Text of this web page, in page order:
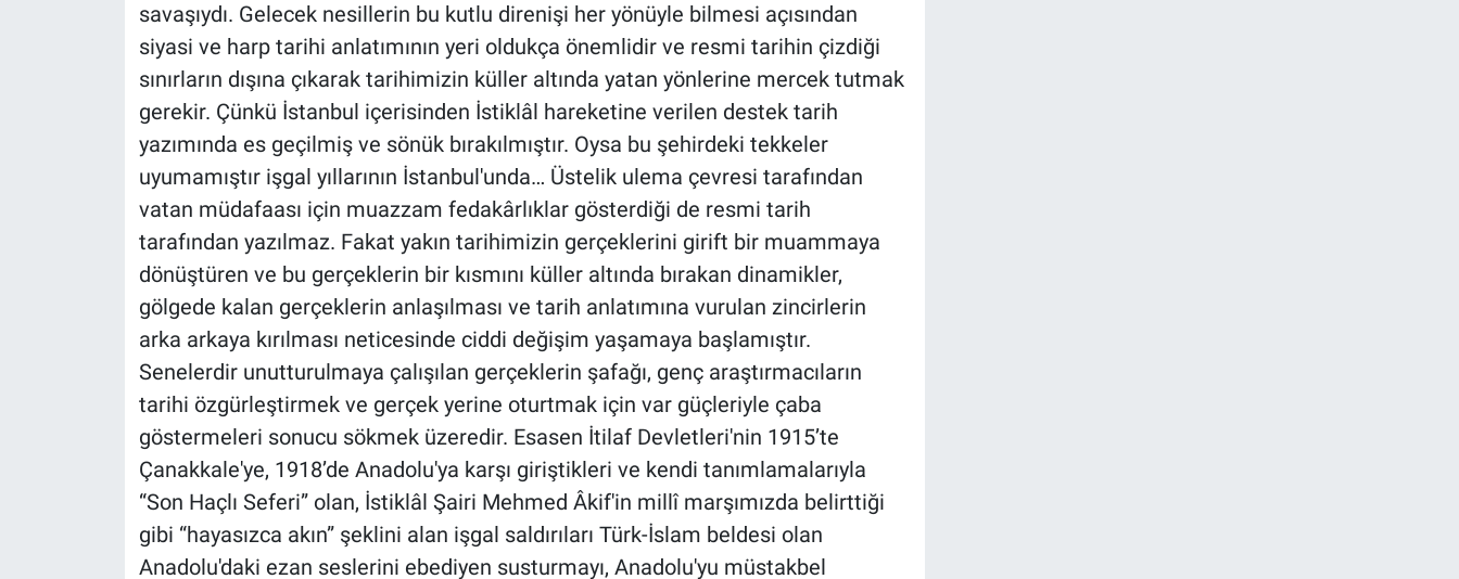
savaşıydı. Gelecek nesillerin bu kutlu direnişi her yönüyle bilmesi açısından
siyasi ve harp tarihi anlatımının yeri oldukça önemlidir ve resmi tarihin çizdiği
sınırların dışına çıkarak tarihimizin küller altında yatan yönlerine mercek tutmak
gerekir. Çünkü İstanbul içerisinden İstiklâl hareketine verilen destek tarih
yazımında es geçilmiş ve sönük bırakılmıştır. Oysa bu şehirdeki tekkeler
uyumamıştır işgal yıllarının İstanbul'unda… Üstelik ulema çevresi tarafından
vatan müdafaası için muazzam fedakârlıklar gösterdiği de resmi tarih
tarafından yazılmaz. Fakat yakın tarihimizin gerçeklerini girift bir muammaya
dönüştüren ve bu gerçeklerin bir kısmını küller altında bırakan dinamikler,
gölgede kalan gerçeklerin anlaşılması ve tarih anlatımına vurulan zincirlerin
arka arkaya kırılması neticesinde ciddi değişim yaşamaya başlamıştır.
Senelerdir unutturulmaya çalışılan gerçeklerin şafağı, genç araştırmacıların
tarihi özgürleştirmek ve gerçek yerine oturtmak için var güçleriyle çaba
göstermeleri sonucu sökmek üzeredir. Esasen İtilaf Devletleri'nin 1915’te
Çanakkale'ye, 1918’de Anadolu'ya karşı giriştikleri ve kendi tanımlamalarıyla
“Son Haçlı Seferi” olan, İstiklâl Şairi Mehmed Âkif'in millî marşımızda belirttiği
gibi “hayasızca akın” şeklini alan işgal saldırıları Türk-İslam beldesi olan
Anadolu'daki ezan seslerini ebediyen susturmayı, Anadolu'yu müstakbel